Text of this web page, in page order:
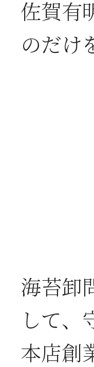
佐賀有
のだけ
海苔卸
して、
本店創